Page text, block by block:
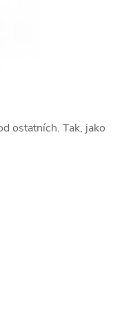
ostatních. Tak, jako